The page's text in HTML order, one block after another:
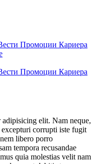
Промоции Кариера
Промоции Кариера
elit. Nam neque,
corrupti iste fugit
libero porro
tempora recusandae
quia molestias velit nam